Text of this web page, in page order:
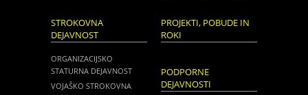
STROKOVNA
DEJAVNOST
ORGANIZACIJSKO
STATURNA DEJAVNOST
VOJAŠKO STROKOVNA
PROJEKTI, POBUDE IN
ROKI
PODPORNE
DEJAVNOSTI